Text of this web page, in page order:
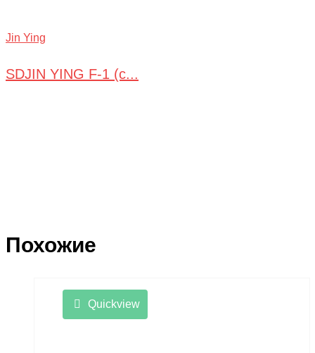
Jin Ying
SDJIN YING F-1 (с...
Похожие
Quickview